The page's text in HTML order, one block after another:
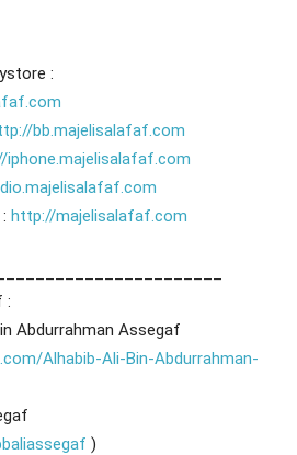
:
bb.majelisalafaf.com
iphone.majelisalafaf.com
http://majelisalafaf.com
:
Abdurrahman Assegaf
Alhabib-Ali-Bin-Abdurrahman-
)